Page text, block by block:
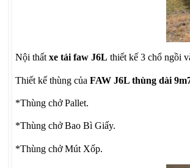
Nội thấtxe tải faw J6L thiết kế 3 chổ ngồi
Thiết kế thùng củaFAW J6L thùng dài
*Thùng chở Pallet.
*Thùng chở Bao Bì Giấy.
*Thùng chở Mút Xốp.